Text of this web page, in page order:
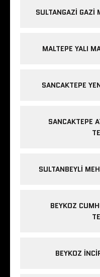
SULTANGAZI GAZI
MALTEPE YALI
SANCAKTEPE
SANCAKTEPE
SULTANBEYLI
BEYKOZ
BEYKOZ